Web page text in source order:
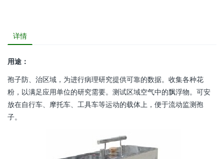
详情
用途：
孢子防、治区域，为进行病理研究提供可靠的数据。收集各种花
粉，以满足应用单位的研究需要。测试区域空气中的飘浮物。可安
放在自行车、摩托车、工具车等运动的载体上，便于流动监测孢
子。